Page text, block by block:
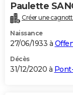
Paulette
Créer une
Naissance
27/06/1933 à
Décès
31/12/2020 à